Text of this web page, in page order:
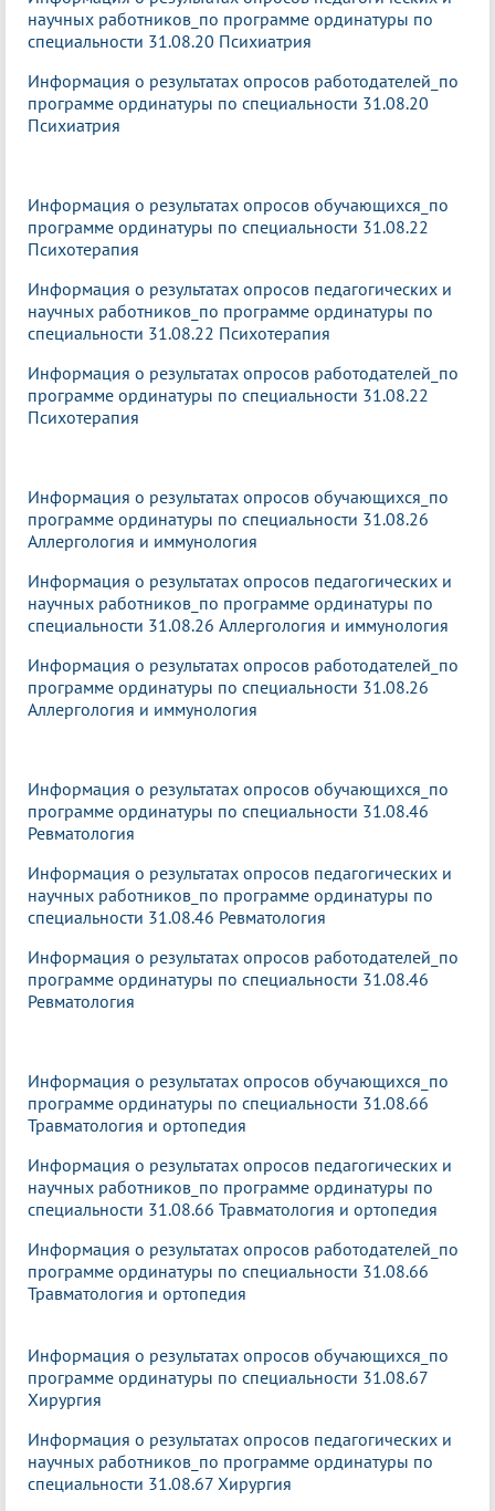
научных работников_по программе ординатуры по
специальности 31.08.20 Психиатрия
Информация о результатах опросов работодателей_по
программе ординатуры по специальности 31.08.20
Психиатрия
Информация о результатах опросов обучающихся_по
программе ординатуры по специальности 31.08.22
Психотерапия
Информация о результатах опросов педагогических и
научных работников_по программе ординатуры по
специальности 31.08.22 Психотерапия
Информация о результатах опросов работодателей_по
программе ординатуры по специальности 31.08.22
Психотерапия
Информация о результатах опросов обучающихся_по
программе ординатуры по специальности 31.08.26
Аллергология и иммунология
Информация о результатах опросов педагогических и
научных работников_по программе ординатуры по
специальности 31.08.26 Аллергология и иммунология
Информация о результатах опросов работодателей_по
программе ординатуры по специальности 31.08.26
Аллергология и иммунология
Информация о результатах опросов обучающихся_по
программе ординатуры по специальности 31.08.46
Ревматология
Информация о результатах опросов педагогических и
научных работников_по программе ординатуры по
специальности 31.08.46 Ревматология
Информация о результатах опросов работодателей_по
программе ординатуры по специальности 31.08.46
Ревматология
Информация о результатах опросов обучающихся_по
программе ординатуры по специальности 31.08.66
Травматология и ортопедия
Информация о результатах опросов педагогических и
научных работников_по программе ординатуры по
специальности 31.08.66 Травматология и ортопедия
Информация о результатах опросов работодателей_по
программе ординатуры по специальности 31.08.66
Травматология и ортопедия
Информация о результатах опросов обучающихся_по
программе ординатуры по специальности 31.08.67
Хирургия
Информация о результатах опросов педагогических и
научных работников_по программе ординатуры по
специальности 31.08.67 Хирургия